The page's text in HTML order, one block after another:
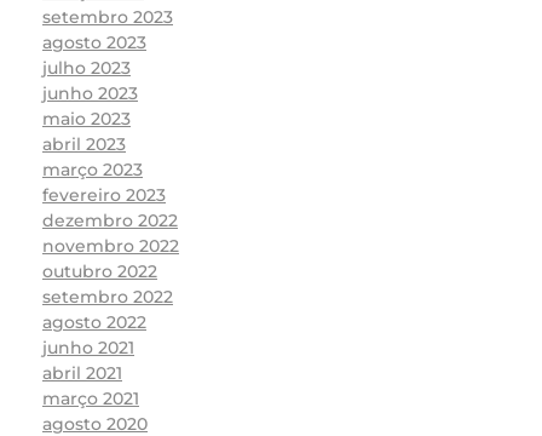
setembro 2023
agosto 2023
julho 2023
junho 2023
maio 2023
abril 2023
março 2023
fevereiro 2023
dezembro 2022
novembro 2022
outubro 2022
setembro 2022
agosto 2022
junho 2021
abril 2021
março 2021
agosto 2020